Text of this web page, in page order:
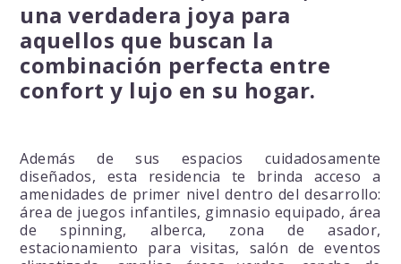
una verdadera joya para
aquellos que buscan la
combinación perfecta entre
confort y lujo en su hogar.
Además de sus espacios cuidadosamente
diseñados, esta residencia te brinda acceso a
amenidades de primer nivel dentro del desarrollo:
área de juegos infantiles, gimnasio equipado, área
de spinning, alberca, zona de asador,
estacionamiento para visitas, salón de eventos